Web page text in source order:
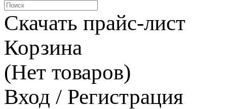
Скачать прайс-лист
Корзина
(Нет товаров)
Вход / Регистрация